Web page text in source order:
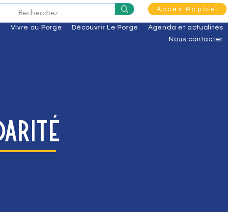
Accès Rapide
Vivre au Porge Découvrir Le Porge
Agenda et actualités
Nous contacter